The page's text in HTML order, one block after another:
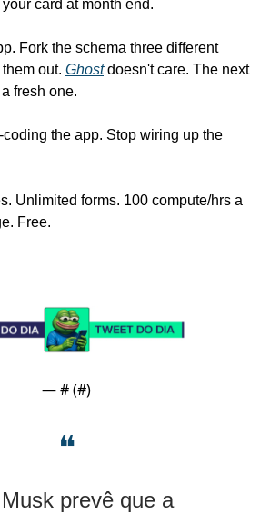
card at month end.
Fork the schema three different
out. Ghost doesn't care. The next
fresh one.
the app. Stop wiring up the
Unlimited forms. 100 compute/hrs a
Free.
— # (#)
❝
Elon Musk prevê que a